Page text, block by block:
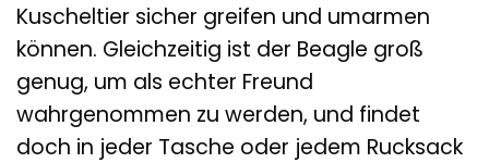
Kuscheltier sicher greifen und umarmen
können. Gleichzeitig ist der Beagle groß
genug, um als echter Freund
wahrgenommen zu werden, und findet
doch in jeder Tasche oder jedem Rucksack